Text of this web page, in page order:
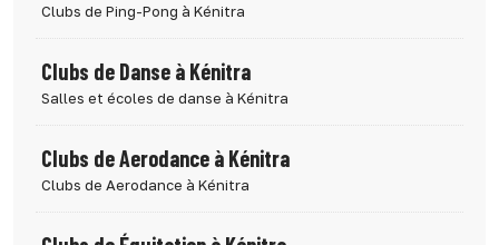
Clubs de Ping-Pong à Kénitra
Clubs de Danse à Kénitra
Salles et écoles de danse à Kénitra
Clubs de Aerodance à Kénitra
Clubs de Aerodance à Kénitra